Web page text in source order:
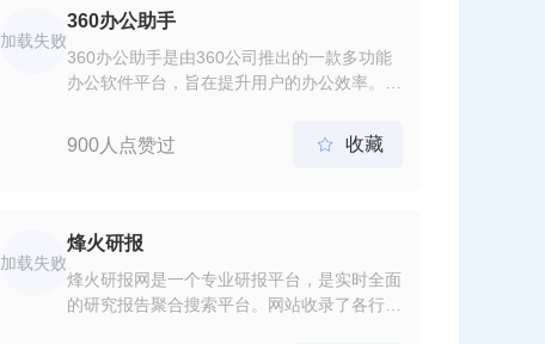
加载失败
360办公助手
360办公助手是由360公司推出的一款多功能
办公软件平台，旨在提升用户的办公效率。它
于各种办公和学习场景。用户可以通过这款软
件轻松处理PDF文档、编辑图片、智能创作内
900人点赞过  收藏
加载失败
烽火研报
烽火研报网是一个专业研报平台，是实时全面
的研究报告聚合搜索平台。网站收录了各行各